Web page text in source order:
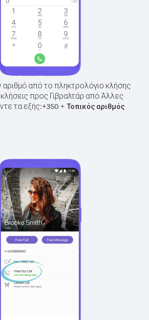
αριθμό από το πληκτρολόγιο κλήσης
κλήσεις προς Γιβραλτάρ από Άλλες
τα εξής:+350 + Τοπικός αριθμός